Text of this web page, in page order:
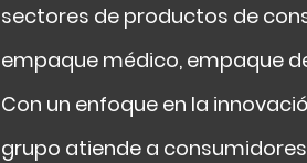
sectores de productos de
empaque médico, empaque
Con un enfoque en la
grupo atiende a